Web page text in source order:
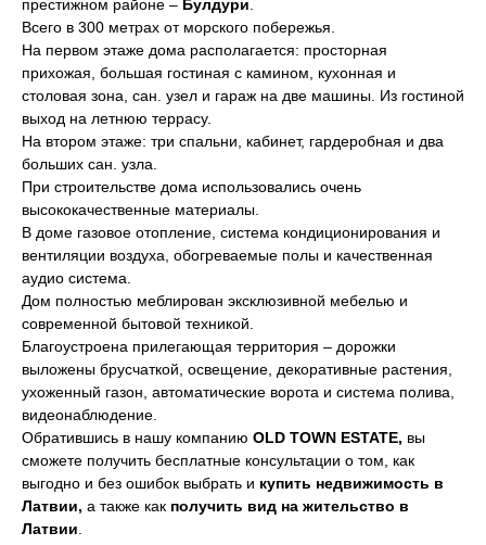
престижном районе – Булдури
Всего в 300 метрах от морского побережья.
На первом этаже дома располагается: просторная
прихожая, большая гостиная с камином, кухонная и
столовая зона, сан. узел и гараж на две машины. Из гостиной
выход на летнюю террасу.
На втором этаже: три спальни, кабинет, гардеробная и два
больших сан. узла.
При строительстве дома использовались очень
высококачественные материалы.
В доме газовое отопление, система кондиционирования и
вентиляции воздуха, обогреваемые полы и качественная
аудио система.
Дом полностью меблирован эксклюзивной мебелью и
современной бытовой техникой.
Благоустроена прилегающая территория – дорожки
выложены брусчаткой, освещение, декоративные растения,
ухоженный газон, автоматические ворота и система полива,
видеонаблюдение.
Обратившись в нашу компанию OLD TOWN ESTATE, вы
сможете получить бесплатные консультации о том, как
выгодно и без ошибок выбрать и купить недвижимость в
Латвии, а также как получить вид на жительство в
Латвии